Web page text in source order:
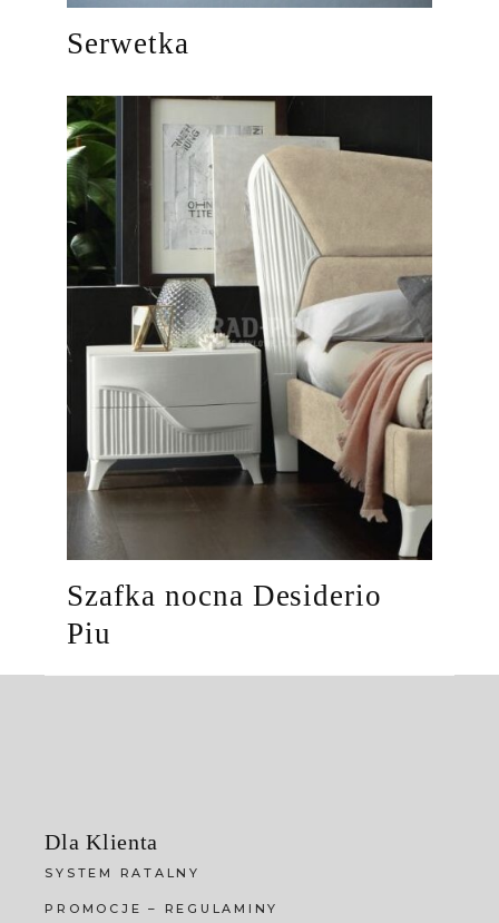
Serwetka
Szafka nocna Desiderio
Piu
Dla Klienta
SYSTEM RATALNY
PROMOCJE – REGULAMINY